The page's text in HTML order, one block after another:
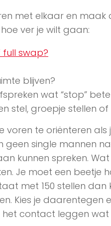
met elkaar en maak
ver je wilt gaan:
swap?
blijven?
wat “stop”
stel, groepje stellen
voren te oriënteren
single mannen
kunnen spreken.
Je moet een beetje
met 150 stellen
Kies je
contact leggen wat